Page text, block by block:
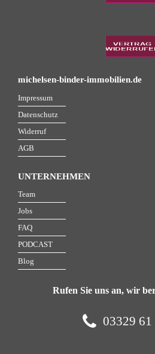
michelsen-binder-immobilien.de
Impressum
Datenschutz
Widerruf
AGB
UNTERNEHMEN
Team
Jobs
FAQ
PODCAST
Blog
Rufen Sie uns an, wir
03329 61